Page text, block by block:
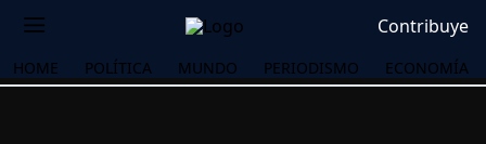
Contribuye
HOME POLÍTICA MUNDO PERIODISMO ECONOMÍA